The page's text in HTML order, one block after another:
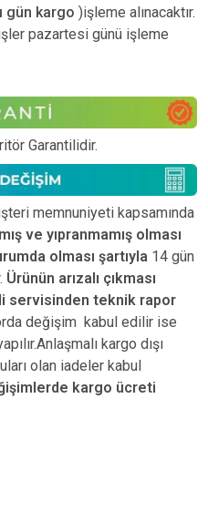
gün kargo )işleme alınacaktır.
pazartesi günü işleme
Garantilidir.
memnuniyeti kapsamında
ve yıpranmamış olması
olması şartıyla 14 gün
Ürünün arızalı çıkması
servisinden teknik rapor
değişim kabul edilir ise
kargo dışı
olan iadeler kabul
kargo ücreti